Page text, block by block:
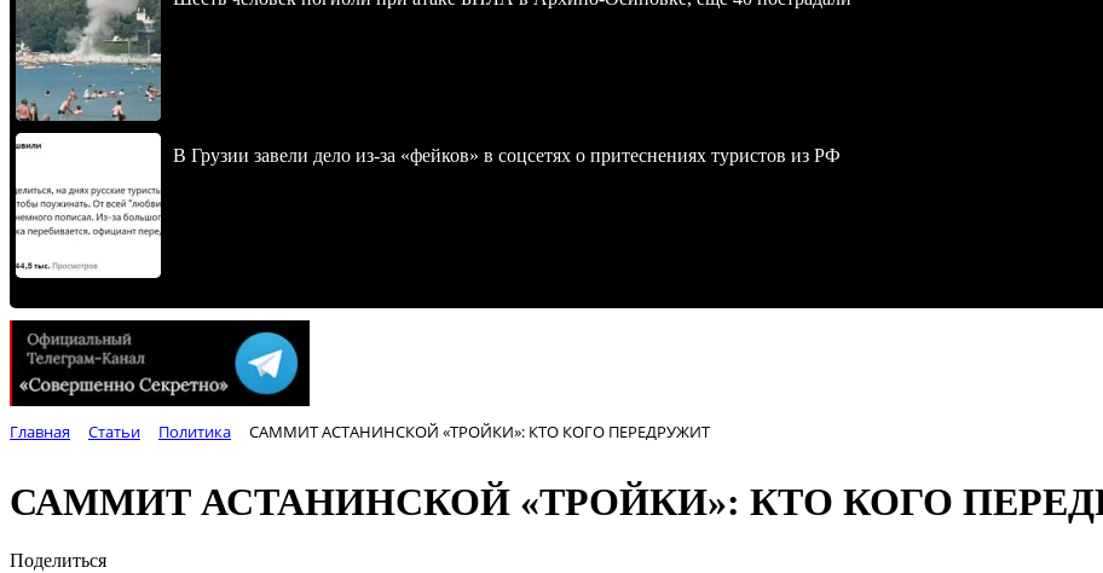
В Грузии завели дело из-за «фейков» в соцсетях о притеснениях туристов из РФ
Главная Статьи Политика САММИТ АСТАНИНСКОЙ «ТРОЙКИ»: КТО КОГО ПЕРЕДРУЖИТ
САММИТ АСТАНИНСКОЙ «ТРОЙКИ»: КТО КОГО
Поделиться